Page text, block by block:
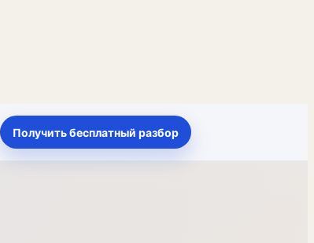
Получить бесплатный разбор